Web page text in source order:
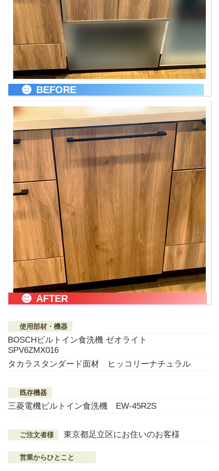
BEFORE
AFTER
使用部材・機器
BOSCHビルトイン食洗機 ゼオライト
SPV6ZMX016
タカラスタンダード面材 ヒッコリーナチュラル
既存機器
三菱電機ビルトイン食洗機 EW-45R2S
ご注文者様 東京都足立区にお住いのお客様
営業からひとこと